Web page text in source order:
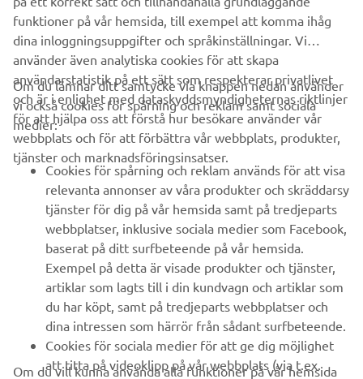
FÖRETAG
B2B
UTFORSKA YAMAHA
FAQ & SUPPORT
NYHETSBREV
Bli först att ta del av de senaste erbjudandena, evenemangen,
nyheterna och mycket mer
funktioner på vår hemsida, till exempel att komma ihåg
dina inloggningsuppgifter och språkinställningar. Vi
använder även analytiska cookies för att skapa
användarstatistik på ett sätt som respekterar privatlivet
och är i enlighet med dataskyddsmyndigheternas riktlinjer
för att hjälpa oss att förstå hur besökare använder vår
webbplats och för att förbättra vår webbplats, produkter,
tjänster och marknadsföringsinsatser.
Om du lämnar ditt samtycke via knappen nedan använder
vi också cookies för spårning och reklam samt sociala
medier:
Cookies för spårning och reklam används för att visa
relevanta annonser av våra produkter och skräddarsy
tjänster för dig på vår hemsida samt på tredjeparts
webbplatser, inklusive sociala medier som Facebook,
baserat på ditt surfbeteende på vår hemsida.
Exempel på detta är visade produkter och tjänster,
artiklar som lagts till i din kundvagn och artiklar som
du har köpt, samt på tredjeparts webbplatser och
dina intressen som härrör från sådant surfbeteende.
Cookies för sociala medier för att ge dig möjlighet
att titta på videoklipp på vår webbplats (via t.ex.
YouTube) och även att du enkelt delar innehåll direkt
Om du vill kunna använda alla funktioner på vår hemsida